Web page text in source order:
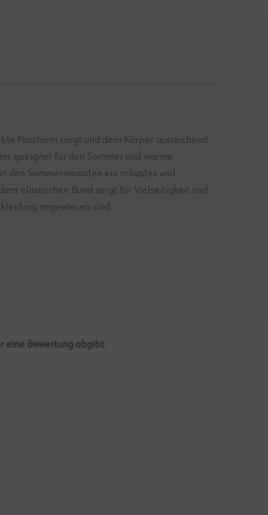
Passform sorgt und dem Körper ausreichend
geeignet für den Sommer und warme
den Sommermonaten ein robustes und
elastischen Bund sorgt für Vielseitigkeit und
angewiesen sind.
eine Bewertung abgibt.